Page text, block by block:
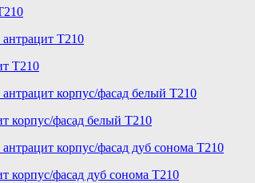
T210
корпус/фасад белый T210
фасад дуб сонома T210